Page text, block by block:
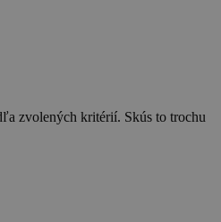
zvolených kritérií. Skús to trochu